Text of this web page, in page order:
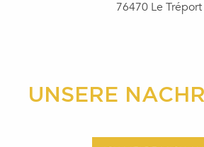
76470 Le Tréport
UNSERE